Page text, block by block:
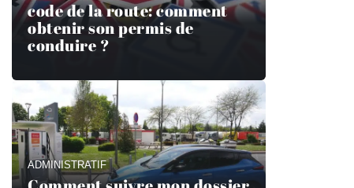
code de la route: comment
obtenir son permis de
conduire ?
ADMINISTRATIF